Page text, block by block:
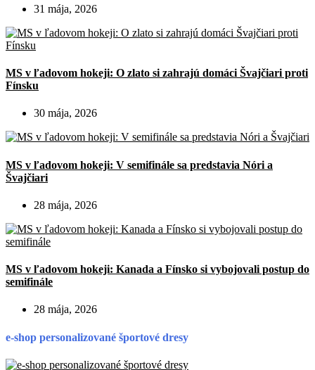
31 mája, 2026
MS v ľadovom hokeji: O zlato si zahrajú domáci Švajčiari proti
Fínsku
30 mája, 2026
MS v ľadovom hokeji: V semifinále sa predstavia Nóri a
Švajčiari
28 mája, 2026
MS v ľadovom hokeji: Kanada a Fínsko si vybojovali postup do
semifinále
28 mája, 2026
e-shop personalizované športové dresy